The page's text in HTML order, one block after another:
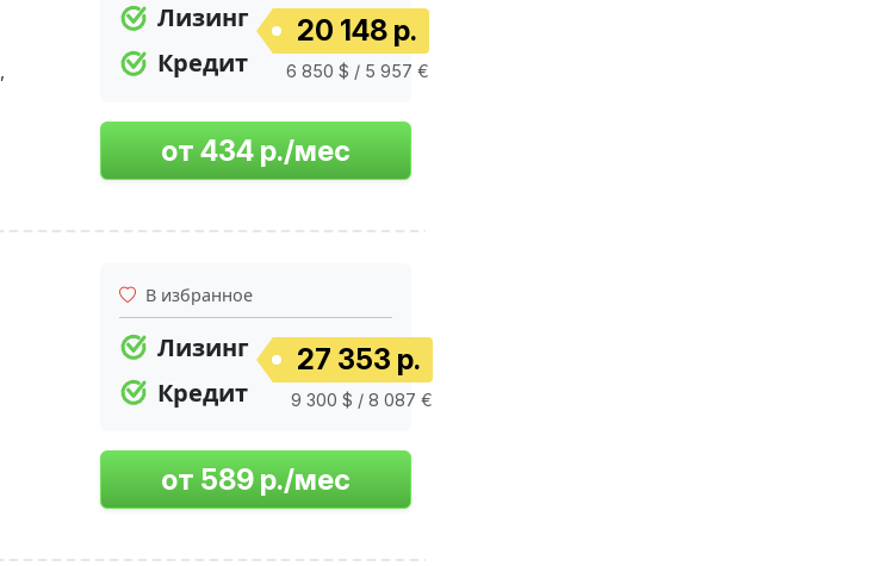
Лизинг
Кредит
20 148 р.
6 850 $ / 5 957 €
В избранное
Лизинг
Кредит
27 353 р.
9 300 $ / 8 087 €